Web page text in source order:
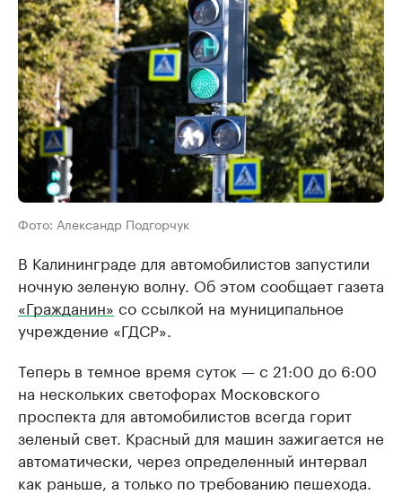
Фото: Александр Подгорчук
В Калининграде для автомобилистов запустили
ночную зеленую волну. Об этом сообщает газета
«Гражданин» со ссылкой на муниципальное
учреждение «ГДСР».
Теперь в темное время суток — с 21:00 до 6:00
на нескольких светофорах Московского
проспекта для автомобилистов всегда горит
зеленый свет. Красный для машин зажигается не
автоматически, через определенный интервал
как раньше, а только по требованию пешехода.